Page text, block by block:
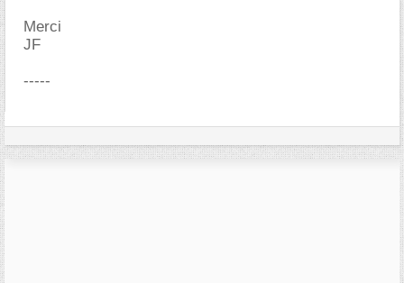
Merci
JF
-----